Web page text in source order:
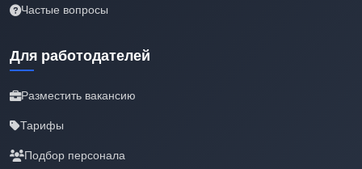
Частые вопросы
Для работодателей
Разместить вакансию
Тарифы
Подбор персонала